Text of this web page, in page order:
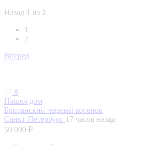
Назад 1 из 2
1
2
Вперед
6
Нашел дом
Британский черный котенок
Санкт-Петербург 17 часов назад
50 000 ₽